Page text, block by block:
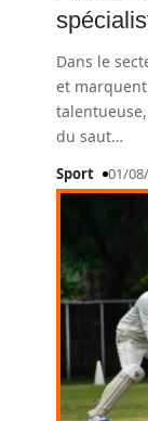
Dans le
et
du saut…
Sport 01/